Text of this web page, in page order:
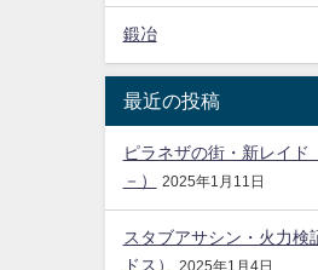
鍛冶
最近の投稿
ピラネザの街・新レイド
－）
2025年1月11日
スタブアサシン・火力
ドス）
2025年1月4日